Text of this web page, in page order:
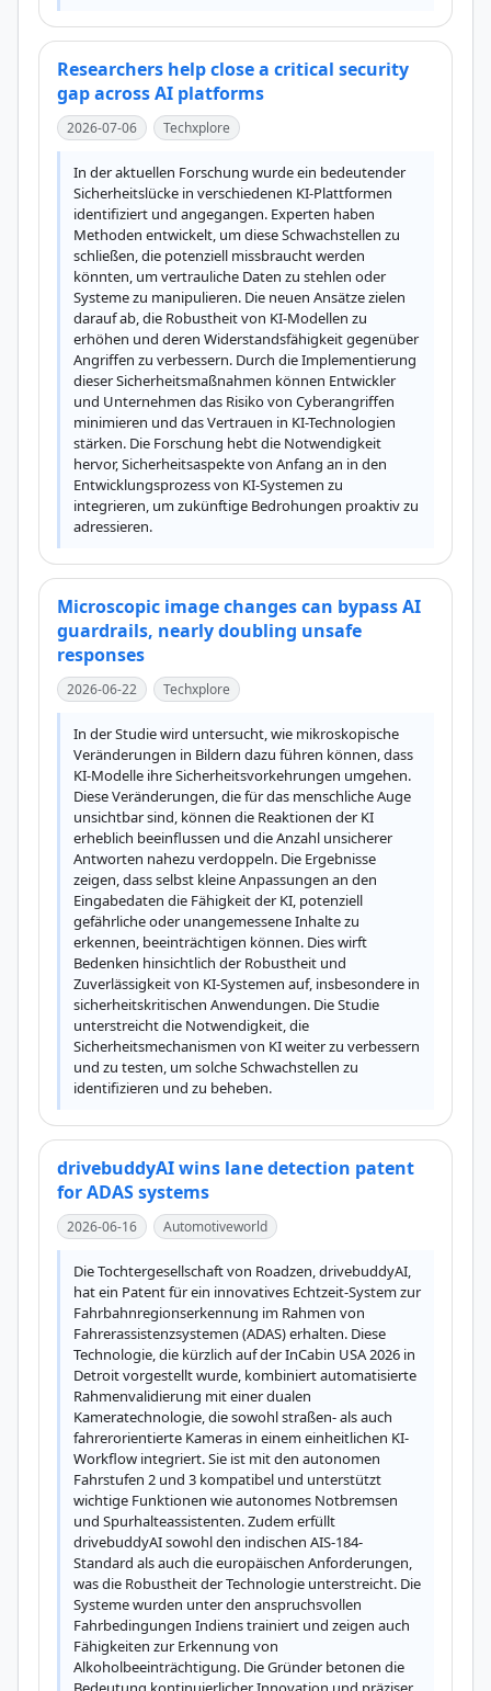
Researchers help close a critical security
gap across AI platforms
2026-07-06 Techxplore
In der aktuellen Forschung wurde ein bedeutender
Sicherheitslücke in verschiedenen KI-Plattformen
identifiziert und angegangen. Experten haben
Methoden entwickelt, um diese Schwachstellen zu
schließen, die potenziell missbraucht werden
könnten, um vertrauliche Daten zu stehlen oder
Systeme zu manipulieren. Die neuen Ansätze zielen
darauf ab, die Robustheit von KI-Modellen zu
erhöhen und deren Widerstandsfähigkeit gegenüber
Angriffen zu verbessern. Durch die Implementierung
dieser Sicherheitsmaßnahmen können Entwickler
und Unternehmen das Risiko von Cyberangriffen
minimieren und das Vertrauen in KI-Technologien
stärken. Die Forschung hebt die Notwendigkeit
hervor, Sicherheitsaspekte von Anfang an in den
Entwicklungsprozess von KI-Systemen zu
integrieren, um zukünftige Bedrohungen proaktiv zu
adressieren.
Microscopic image changes can bypass AI
guardrails, nearly doubling unsafe
responses
2026-06-22 Techxplore
In der Studie wird untersucht, wie mikroskopische
Veränderungen in Bildern dazu führen können, dass
KI-Modelle ihre Sicherheitsvorkehrungen umgehen.
Diese Veränderungen, die für das menschliche Auge
unsichtbar sind, können die Reaktionen der KI
erheblich beeinflussen und die Anzahl unsicherer
Antworten nahezu verdoppeln. Die Ergebnisse
zeigen, dass selbst kleine Anpassungen an den
Eingabedaten die Fähigkeit der KI, potenziell
gefährliche oder unangemessene Inhalte zu
erkennen, beeinträchtigen können. Dies wirft
Bedenken hinsichtlich der Robustheit und
Zuverlässigkeit von KI-Systemen auf, insbesondere in
sicherheitskritischen Anwendungen. Die Studie
unterstreicht die Notwendigkeit, die
Sicherheitsmechanismen von KI weiter zu verbessern
und zu testen, um solche Schwachstellen zu
identifizieren und zu beheben.
drivebuddyAI wins lane detection patent
for ADAS systems
2026-06-16 Automotiveworld
Die Tochtergesellschaft von Roadzen, drivebuddyAI,
hat ein Patent für ein innovatives Echtzeit-System zur
Fahrbahnregionserkennung im Rahmen von
Fahrerassistenzsystemen (ADAS) erhalten. Diese
Technologie, die kürzlich auf der InCabin USA 2026 in
Detroit vorgestellt wurde, kombiniert automatisierte
Rahmenvalidierung mit einer dualen
Kameratechnologie, die sowohl straßen- als auch
fahrerorientierte Kameras in einem einheitlichen KI-
Workflow integriert. Sie ist mit den autonomen
Fahrstufen 2 und 3 kompatibel und unterstützt
wichtige Funktionen wie autonomes Notbremsen
und Spurhalteassistenten. Zudem erfüllt
drivebuddyAI sowohl den indischen AIS-184-
Standard als auch die europäischen Anforderungen,
was die Robustheit der Technologie unterstreicht. Die
Systeme wurden unter den anspruchsvollen
Fahrbedingungen Indiens trainiert und zeigen auch
Fähigkeiten zur Erkennung von
Alkoholbeeinträchtigung. Die Gründer betonen die